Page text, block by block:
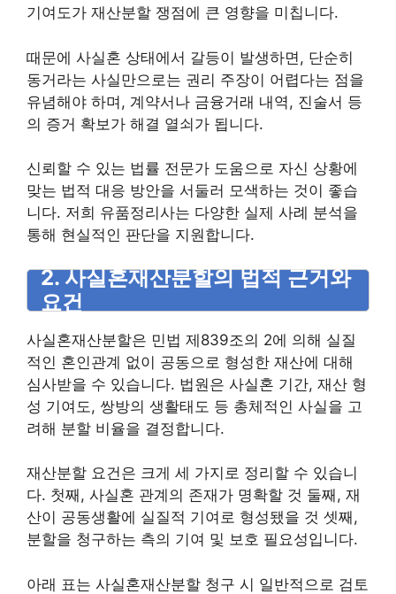
기여도가 재산분할 쟁점에 큰 영향을 미칩니다.
때문에 사실혼 상태에서 갈등이 발생하면, 단순히
동거라는 사실만으로는 권리 주장이 어렵다는 점을
유념해야 하며, 계약서나 금융거래 내역, 진술서 등
의 증거 확보가 해결 열쇠가 됩니다.
신뢰할 수 있는 법률 전문가 도움으로 자신 상황에
맞는 법적 대응 방안을 서둘러 모색하는 것이 좋습
니다. 저희 유품정리사는 다양한 실제 사례 분석을
통해 현실적인 판단을 지원합니다.
2. 사실혼재산분할의 법적 근거와
요건
사실혼재산분할은 민법 제839조의 2에 의해 실질
적인 혼인관계 없이 공동으로 형성한 재산에 대해
심사받을 수 있습니다. 법원은 사실혼 기간, 재산 형
성 기여도, 쌍방의 생활태도 등 총체적인 사실을 고
려해 분할 비율을 결정합니다.
재산분할 요건은 크게 세 가지로 정리할 수 있습니
다. 첫째, 사실혼 관계의 존재가 명확할 것 둘째, 재
산이 공동생활에 실질적 기여로 형성됐을 것 셋째,
분할을 청구하는 측의 기여 및 보호 필요성입니다.
아래 표는 사실혼재산분할 청구 시 일반적으로 검토